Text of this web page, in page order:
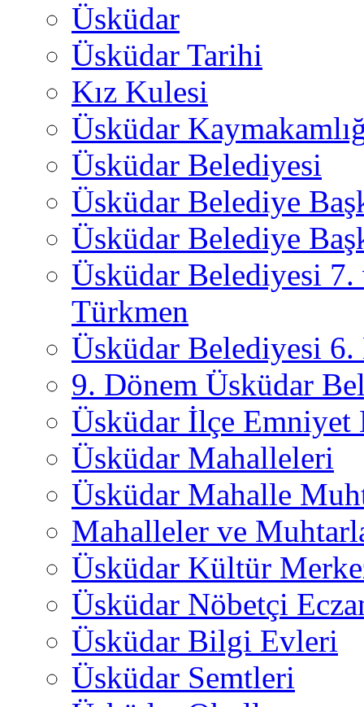
Üsküdar
Üsküdar Tarihi
Kız Kulesi
Üsküdar
Üsküdar Belediyesi
Üsküdar Belediye
Üsküdar Belediye
Üsküdar Belediyesi
Türkmen
Üsküdar Belediyesi 6.
9. Dönem Üsküdar
Üsküdar İlçe
Üsküdar Mahalleleri
Üsküdar Mahalle
Mahalleler ve
Üsküdar Kültür
Üsküdar Nöbetçi
Üsküdar Bilgi Evleri
Üsküdar Semtleri